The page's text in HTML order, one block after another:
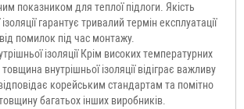
показником для теплої підлоги. Якість
гарантує тривалий термін експлуатації
помилок під час монтажу.
ізоляції Крім високих температурних
внутрішньої ізоляції відіграє важливу
корейським стандартам та помітно
багатьох інших виробників.